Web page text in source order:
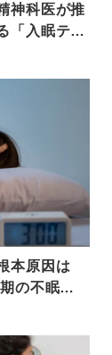
神科医が推
「入眠テク
本原因は
の不眠を